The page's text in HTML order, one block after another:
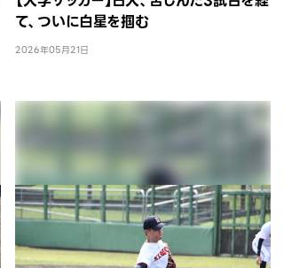
て、ついに白星を掴む
2026年05月21日